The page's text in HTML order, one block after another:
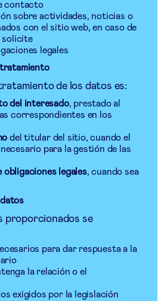
contacto
sobre actividades, noticias o
con el sitio web, en caso de
solicite
legales
de los datos es:
del interesado, prestado al
correspondientes en los
del titular del sitio, cuando el
para la gestión de las
obligaciones legales, cuando sea
proporcionados se
para dar respuesta a la
la relación o el
exigidos por la legislación